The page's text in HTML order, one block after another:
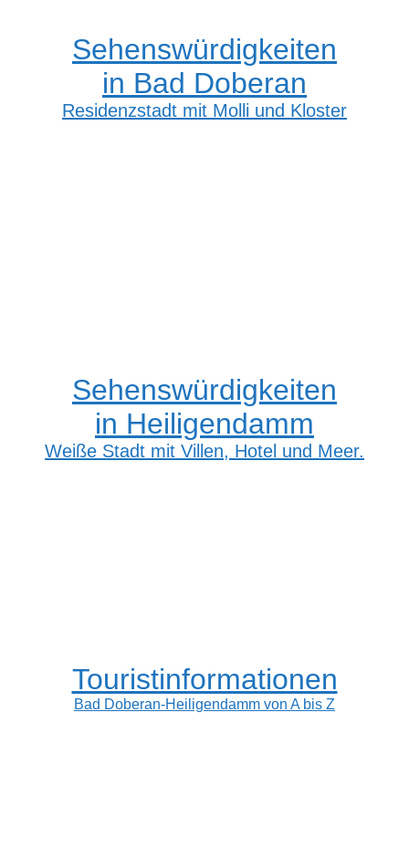
Sehenswürdigkeiten
in Bad Doberan
Residenzstadt mit Molli und Kloster
Sehenswürdigkeiten
in Heiligendamm
Weiße Stadt mit Villen, Hotel und Meer.
Touristinformationen
Bad Doberan-Heiligendamm von A bis Z